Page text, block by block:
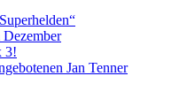
3!
Jan Tenner